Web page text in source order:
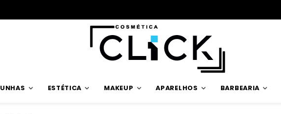
UNHAS ESTÉTICA MAKEUP APARELHOS BARBEARIA